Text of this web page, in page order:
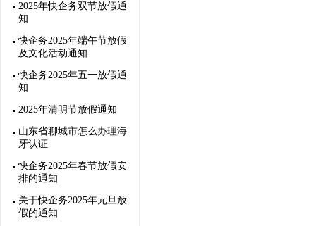
2025年快企务双节放假通
知
快企务2025年端午节放假
及文化活动通知
快企务2025年五一放假通
知
2025年清明节放假通知
山东省聊城市怎么办理海
牙认证
快企务2025年春节放假安
排的通知
关于快企务2025年元旦放
假的通知